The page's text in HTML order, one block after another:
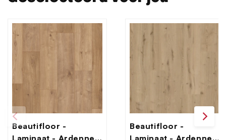
Beautifloor -
Beautifloor -